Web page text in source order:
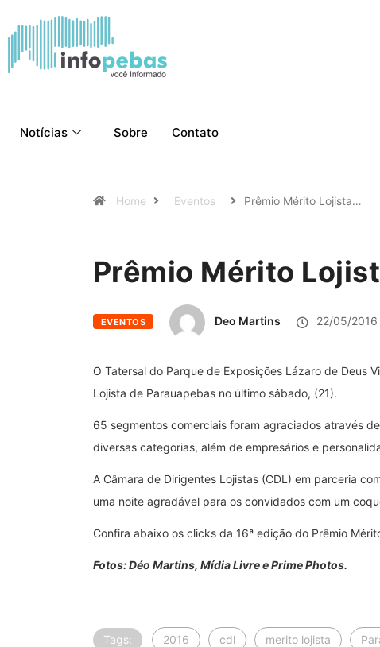
Notícias Sobre Contato
Home Eventos Prêmio Mérito Lojista…
Prêmio Mérito
EVENTOS Deo Martins 22/05/2016
O Tatersal do Parque de Exposições Lázaro de Deus
Lojista de Parauapebas no último sábado, (21).
65 segmentos comerciais foram agraciados através
diversas categorias, além de empresários e
A Câmara de Dirigentes Lojistas (CDL) em parceria
uma noite agradável para os convidados com um
Confira abaixo os clicks da 16ª edição do Prêmio
Fotos: Déo Martins, Mídia Livre e Prime Photos.
Tags: 2016 cdl merito lojista